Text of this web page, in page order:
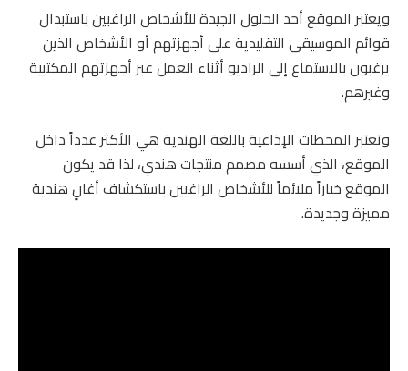
ويعتبر الموقع أحد الحلول الجيدة للأشخاص الراغبين باستبدال
قوائم الموسيقى التقليدية على أجهزتهم أو الأشخاص الذين
يرغبون بالاستماع إلى الراديو أثناء العمل عبر أجهزتهم المكتبية
وغيرهم.
وتعتبر المحطات الإذاعية باللغة الهندية هي الأكثر عدداً داخل
الموقع، الذي أسسه مصمم منتجات هندي، لذا قد يكون
الموقع خياراً ملائماً للأشخاص الراغبين باستكشاف أغانٍ هندية
مميزة وجديدة.